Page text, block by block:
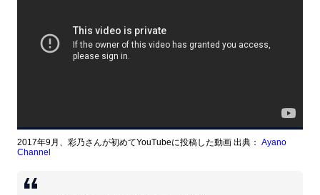
2017年9月、彩乃さんが初めてYouTubeに投稿した動画 出典： Ayano
Channel